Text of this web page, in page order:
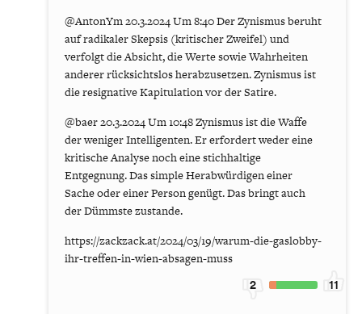
@AntonYm 20.3.2024 Um 8:40 Der Zynismus beruht
auf radikaler Skepsis (kritischer Zweifel) und
verfolgt die Absicht, die Werte sowie Wahrheiten
anderer rücksichtslos herabzusetzen. Zynismus ist
die resignative Kapitulation vor der Satire.
@baer 20.3.2024 Um 10:48 Zynismus ist die Waffe
der weniger Intelligenten. Er erfordert weder eine
kritische Analyse noch eine stichhaltige
Entgegnung. Das simple Herabwürdigen einer
Sache oder einer Person genügt. Das bringt auch
der Dümmste zustande.
https://zackzack.at/2024/03/19/warum-die-gaslobby-
ihr-treffen-in-wien-absagen-muss
2 11